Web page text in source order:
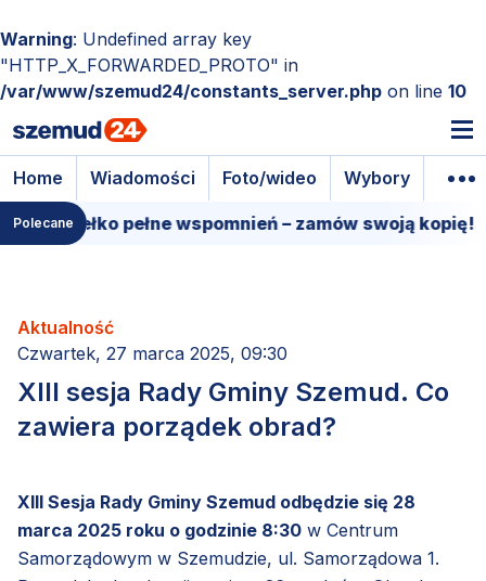
Warning: Undefined array key
"HTTP_X_FORWARDED_PROTO" in
/var/www/szemud24/constants_server.php on line 10
Home Wiadomości Foto/wideo Wybory
Polecane
pudełko pełne wspomnień – zamów swoją kopię!
Aktualność
Czwartek, 27 marca 2025, 09:30
XIII sesja Rady Gminy Szemud. Co
zawiera porządek obrad?
XIII Sesja Rady Gminy Szemud odbędzie się 28
marca 2025 roku o godzinie 8:30 w Centrum
Samorządowym w Szemudzie, ul. Samorządowa 1.